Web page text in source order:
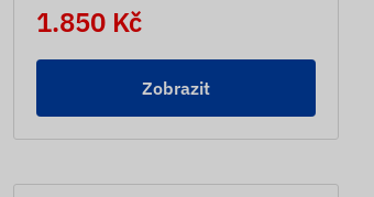
1.850 Kč
Zobrazit